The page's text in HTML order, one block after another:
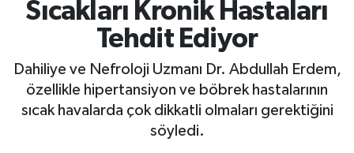
Sıcakları Kronik Hastaları
Tehdit Ediyor
Dahiliye ve Nefroloji Uzmanı Dr. Abdullah Erdem,
özellikle hipertansiyon ve böbrek hastalarının
sıcak havalarda çok dikkatli olmaları gerektiğini
söyledi.
SİYASET
EKONOMİ
GÜNDEM
Süper Lig Puan Durumu ve Fikstür
Tüm Manşetler
Son Dakika Haberleri